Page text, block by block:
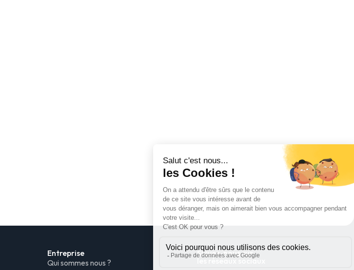
Entreprise
Qui sommes nous ?
Suivez-nous sur
les réseaux sociaux